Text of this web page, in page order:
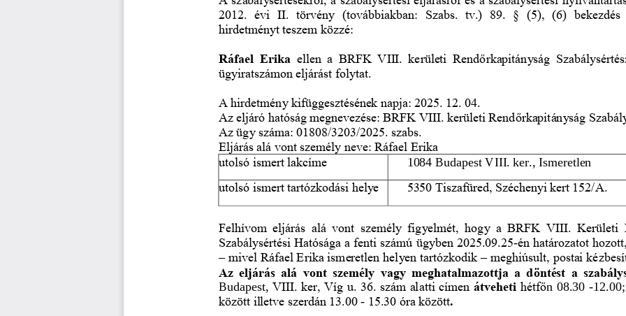
2012.  évi  II.  törvény  (továbbiakban:  Szabs.  tv.)  89.  §  (5),  (6)  bekezdés
hirdetményt teszem közzé:
Ráfael  Erika ellen  a  BRFK  VIII.  kerületi  Rendőrkapitányság
ügyiratszámon eljárást folytat.
A hirdetmény kifüggesztésének napja: 2025. 12. 04.
Az eljáró hatóság megnevezése: BRFK VIII. kerületi Rendőrkapitányság
Az ügy száma: 01808/3203/2025. szabs.
Eljárás alá vont személy neve: Ráfael Erika
utolsó ismert lakcíme
1084 Budapest VIII. ker., Ismeretlen
utolsó ismert tartózkodási helye
5350 Tiszafüred, Széchenyi kert 152/A.
Felhívom  eljárás  alá  vont  személy  figyelmét,  hogy  a  BRFK  VIII.  Kerületi
Szabálysértési Hatósága a fenti számú ügyben 2025.09.25-én határozatot
– mivel Ráfael Erika ismeretlen helyen tartózkodik – meghiúsult, postai
Az  eljárás  alá  vont személy  vagy  meghatalmazottja a  döntést  a
Budapest, VIII. ker, Víg u. 36. szám alatti címen átveheti hétfőn 08.30 -
között illetve szerdán 13.00 - 15.30 óra között.